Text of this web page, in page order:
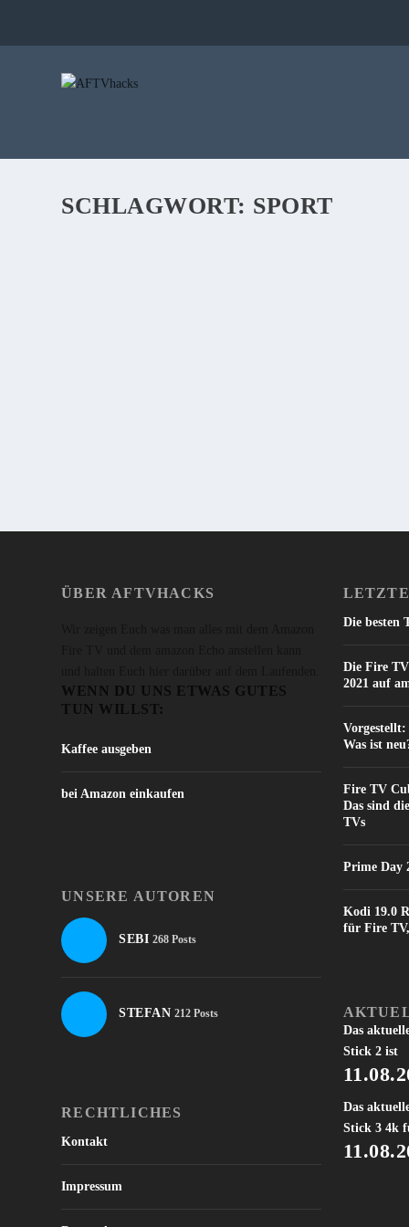
SCHLAGWORT: SPORT
ÜBER AFTVHACKS
WENN DU UNS ETWAS GUTES
TUN WILLST:
Kaffee ausgeben
bei Amazon einkaufen
UNSERE AUTOREN
SEBI 268 Posts
STEFAN 212 Posts
RECHTLICHES
Kontakt
Impressum
Die besten
Die Fire
2021 auf
Was ist
Fire TV
Das sind
TVs
Prime Day
Kodi 19.0
für Fire
Das
Stick 2 ist
Das
Stick 3 4k